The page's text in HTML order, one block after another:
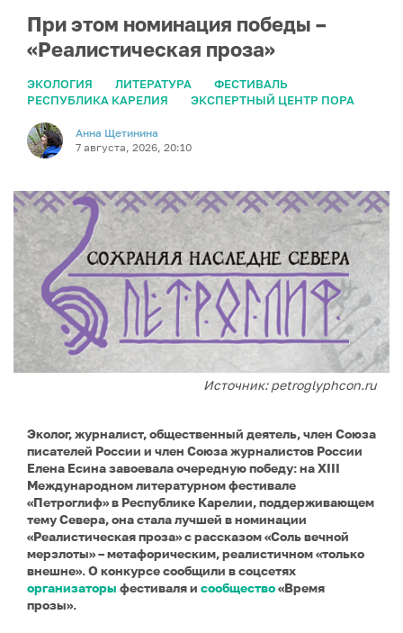
При этом номинация победы –
«Реалистическая проза»
ЭКОЛОГИЯ ЛИТЕРАТУРА
ФЕСТИВАЛЬ
РЕСПУБЛИКА КАРЕЛИЯ
ЭКСПЕРТНЫЙ ЦЕНТР ПОРА
Анна Щетинина
7 августа, 2026, 20:10
Источник: petroglyphcon.ru
Эколог, журналист, общественный деятель, член Союза
писателей России и член Союза журналистов России
Елена Есина завоевала очередную победу: на XIII
Международном литературном фестивале
«Петроглиф» в Республике Карелии, поддерживающем
тему Севера, она стала лучшей в номинации
«Реалистическая проза» с рассказом «Соль вечной
мерзлоты» – метафорическим, реалистичном «только
внешне». О конкурсе сообщили в соцсетях
организаторы фестиваля и сообщество«Время
прозы».